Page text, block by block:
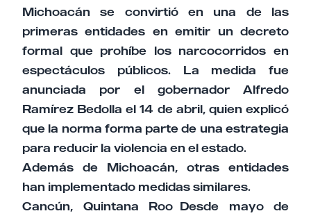
Michoacán se convirtió en una de las
primeras entidades en emitir un decreto
formal que prohíbe los narcocorridos en
espectáculos públicos. La medida fue
anunciada por el gobernador Alfredo
Ramírez Bedolla el 14 de abril, quien explicó
que la norma forma parte de una estrategia
para reducir la violencia en el estado.
Además de Michoacán, otras entidades
han implementado medidas similares.
Cancún, Quintana Roo Desde mayo de
Cancelar Enviar comentario